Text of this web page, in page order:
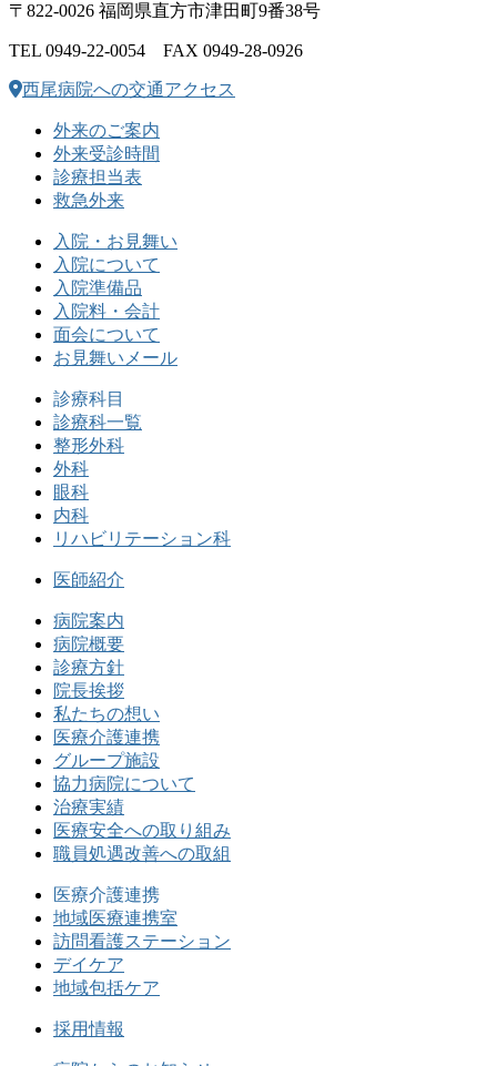
〒822-0026 福岡県直方市津田町9番38号
TEL 0949-22-0054 FAX 0949-28-0926
西尾病院への交通アクセス
外来のご案内
外来受診時間
診療担当表
救急外来
入院・お見舞い
入院について
入院準備品
入院料・会計
面会について
お見舞いメール
診療科目
診療科一覧
整形外科
外科
眼科
内科
リハビリテーション科
医師紹介
病院案内
病院概要
診療方針
院長挨拶
私たちの想い
医療介護連携
グループ施設
協力病院について
治療実績
医療安全への取り組み
職員処遇改善への取組
医療介護連携
地域医療連携室
訪問看護ステーション
デイケア
地域包括ケア
採用情報